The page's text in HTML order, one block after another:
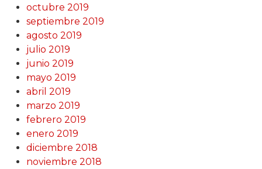
octubre 2019
septiembre 2019
agosto 2019
julio 2019
junio 2019
mayo 2019
abril 2019
marzo 2019
febrero 2019
enero 2019
diciembre 2018
noviembre 2018